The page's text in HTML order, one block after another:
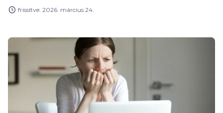
legfontosabb biztonsági őrei. Ebben a cikkben
szabhatod testre a kártyádat pár kattintással.
frissítve: 2026. március 24.